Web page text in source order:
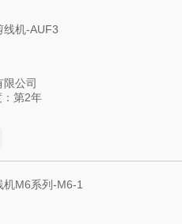
线机-AUF3
公司
第2年
M6系列-M6-1